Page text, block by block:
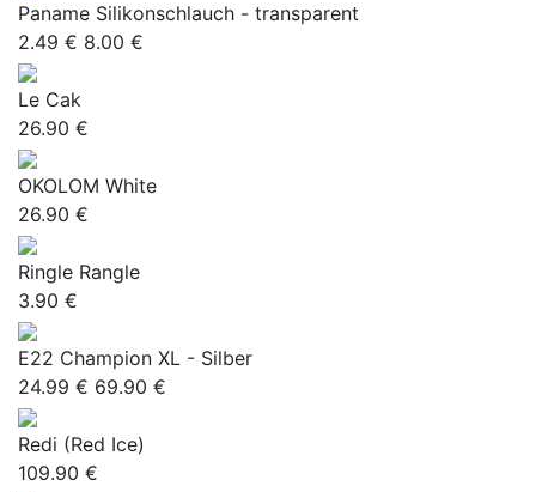
Paname Silikonschlauch - transparent
2.49 € 8.00 €
Le Cak
26.90 €
OKOLOM White
26.90 €
Ringle Rangle
3.90 €
E22 Champion XL - Silber
24.99 € 69.90 €
Redi (Red Ice)
109.90 €